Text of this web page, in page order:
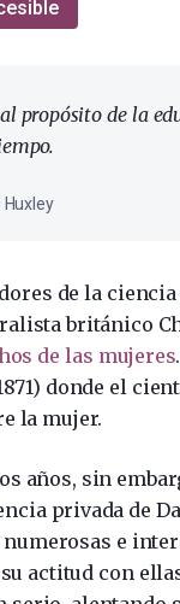
propósito de la
de la ciencia
británico
de las mujeres
donde el
la mujer.
años, sin
privada de
e
actitud con